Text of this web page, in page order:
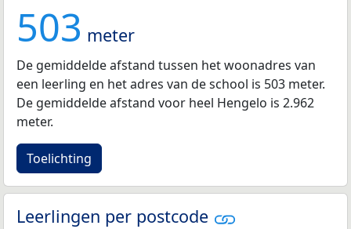
503 meter
De gemiddelde afstand tussen het woonadres van
een leerling en het adres van de school is 503 meter.
De gemiddelde afstand voor heel Hengelo is 2.962
meter.
Toelichting
Leerlingen per postcode